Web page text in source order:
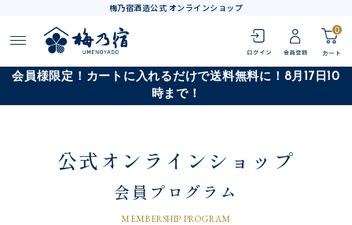
梅乃宿酒造公式 オンラインショップ
0
会員様限定！カートに入れるだけで送料無料に！8月17日10
時まで！
公式オンラインショップ
会員プログラム
MEMBERSHIP PROGRAM